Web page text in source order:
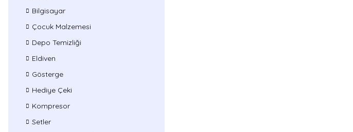
Bilgisayar
Çocuk Malzemesi
Depo Temizliği
Eldiven
Gösterge
Hediye Çeki
Kompresor
Setler